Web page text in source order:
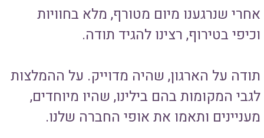
אחרי שנרגענו מיום מטורף, מלא בחוויות
וכיפי בטירוף, רצינו להגיד תודה.
תודה על הארגון, שהיה מדוייק. על ההמלצות
לגבי המקומות בהם בילינו, שהיו מיוחדים,
מעניינים ותאמו את אופי החברה שלנו.